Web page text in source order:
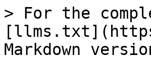
> For the
Markdown